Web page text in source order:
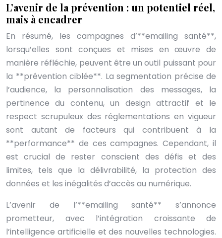
L’avenir de la prévention : un potentiel réel,
mais à encadrer
En résumé, les campagnes d’**emailing santé**,
lorsqu’elles sont conçues et mises en œuvre de
manière réfléchie, peuvent être un outil puissant pour
la **prévention ciblée**. La segmentation précise de
l’audience, la personnalisation des messages, la
pertinence du contenu, un design attractif et le
respect scrupuleux des réglementations en vigueur
sont autant de facteurs qui contribuent à la
**performance** de ces campagnes. Cependant, il
est crucial de rester conscient des défis et des
limites, tels que la délivrabilité, la protection des
données et les inégalités d’accès au numérique.
L’avenir de l’**emailing santé** s’annonce
prometteur, avec l’intégration croissante de
l’intelligence artificielle et des nouvelles technologies.